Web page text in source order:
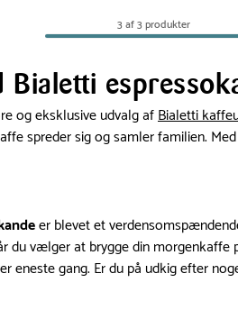
Kop
1
3 af 3 produkter
og eksklusive udvalg afBialetti
spreder sig og samler familien.
er blevet et
vælger at brygge din morgenkaffe
eneste gang. Er du på udkig efter